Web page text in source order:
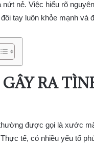
nẻ. Việc hiểu rõ
tay luôn khỏe mạnh và
RA
được gọi là xước
tế, có nhiều yếu tố